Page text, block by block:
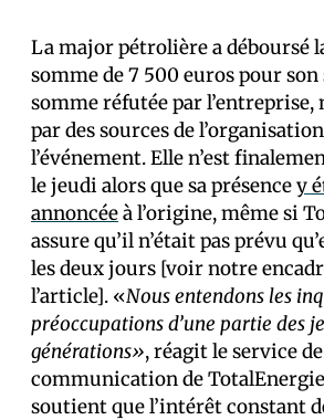
La major pétrolière a déboursé
somme de 7 500 euros pour
somme réfutée par
par des sources de
l’événement. Elle n’est
le jeudi alors que sa présencey
annoncéeà l’origine, même si
assure qu’il n’était pas prévu
les deux jours [voir notre
l’article]. «Nous entendons les
préoccupations d’une partie des
générations», réagit le service de
communication de
soutient que l’intérêt constant